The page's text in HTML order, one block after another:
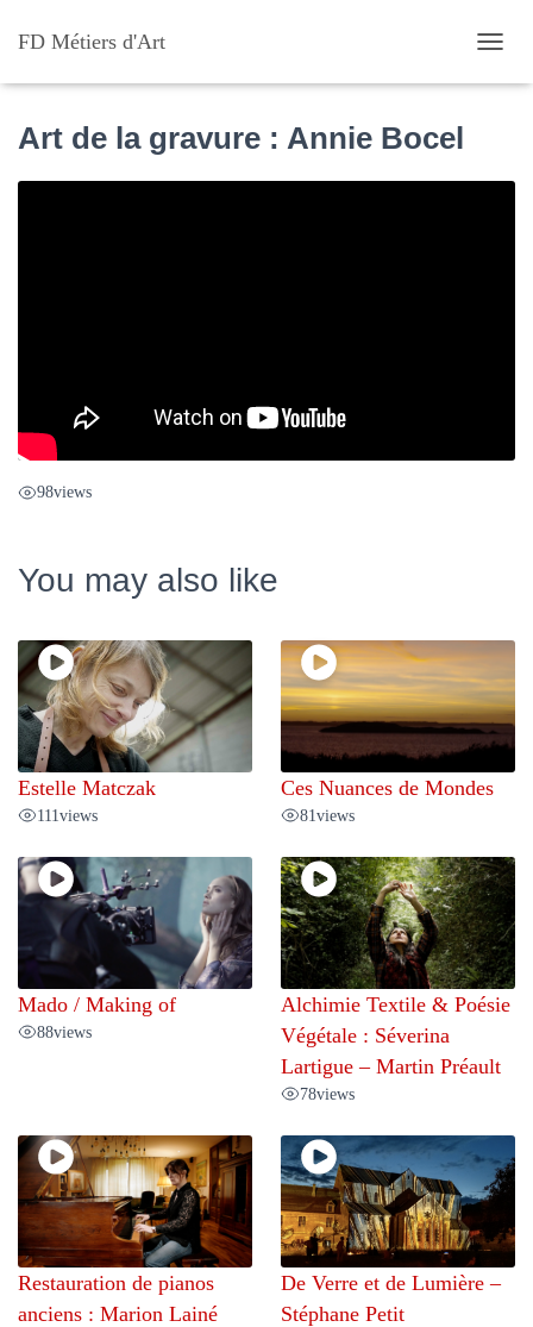
FD Métiers d'Art
É
Art de la gravure : Annie Bocel
98views
You may also like
Estelle Matczak
111views
Ces Nuances de Mondes
81views
Mado / Making of
88views
Alchimie Textile & Poésie
Végétale : Séverina
Lartigue – Martin Préault
78views
Restauration de pianos
anciens : Marion Lainé
De Verre et de Lumière –
Stéphane Petit